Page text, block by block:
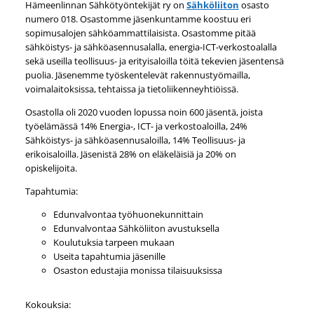
Hämeenlinnan Sähkötyöntekijät ry on Sähköliiton osasto
numero 018. Osastomme jäsenkuntamme koostuu eri
sopimusalojen sähköammattilaisista. Osastomme pitää
sähköistys- ja sähköasennusalalla, energia-ICT-verkostoalalla
sekä useilla teollisuus- ja erityisaloilla töitä tekevien jäsentensä
puolia. Jäsenemme työskentelevät rakennustyömailla,
voimalaitoksissa, tehtaissa ja tietoliikenneyhtiöissä.
Osastolla oli 2020 vuoden lopussa noin 600 jäsentä, joista
työelämässä 14% Energia-, ICT- ja verkostoaloilla, 24%
Sähköistys- ja sähköasennusaloilla, 14% Teollisuus- ja
erikoisaloilla. Jäsenistä 28% on eläkeläisiä ja 20% on
opiskelijoita.
Tapahtumia:
Edunvalvontaa työhuonekunnittain
Edunvalvontaa Sähköliiton avustuksella
Koulutuksia tarpeen mukaan
Useita tapahtumia jäsenille
Osaston edustajia monissa tilaisuuksissa
Kokouksia: